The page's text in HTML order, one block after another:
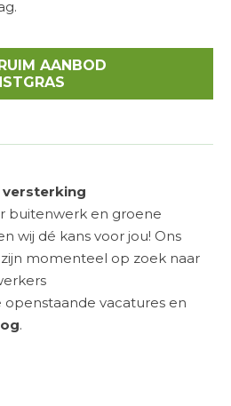
AANBOD
versterking
buitenwerk en groene
wij dé kans voor jou! Ons
momenteel op zoek naar
openstaande vacatures en
.